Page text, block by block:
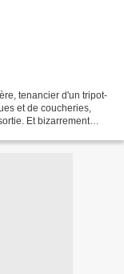
tenancier d'un tripot-
et de coucheries,
Et bizarrement